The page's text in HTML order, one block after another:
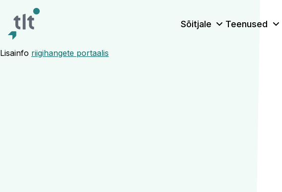
Sõitjale Teenused
Lisainfo riigihangete portaalis